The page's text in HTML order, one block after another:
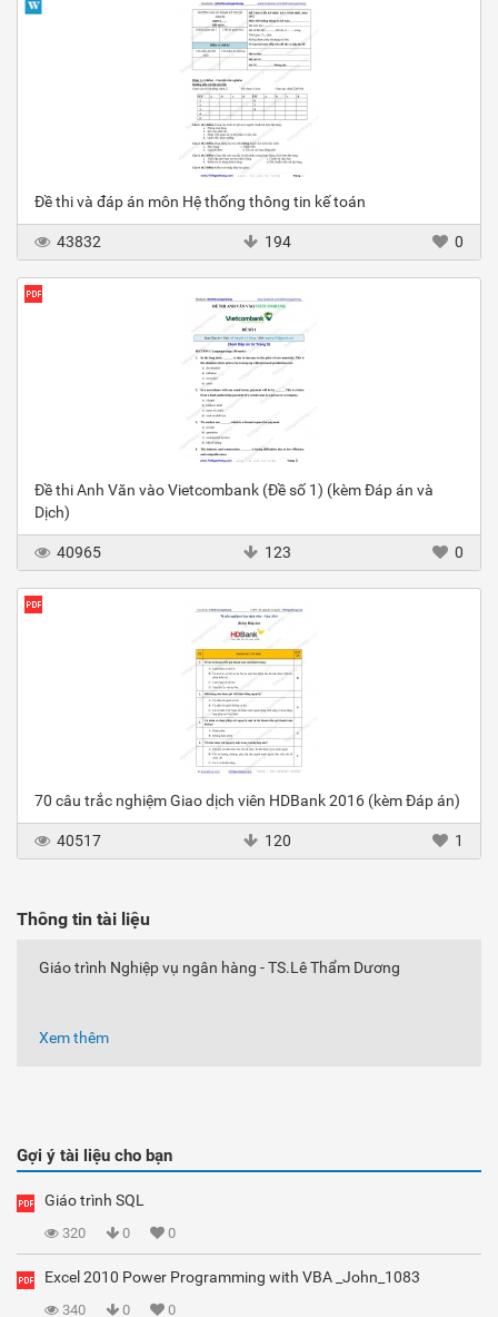
Đề thi và đáp án môn Hệ thống thông tin kế toán
43832 194 0
Đề thi Anh Văn vào Vietcombank (Đề số 1) (kèm Đáp án và
Dịch)
40965 123 0
70 câu trắc nghiệm Giao dịch viên HDBank 2016 (kèm Đáp án)
40517 120 1
Thông tin tài liệu
Giáo trình Nghiệp vụ ngân hàng - TS.Lê Thẩm Dương
Xem thêm
Gợi ý tài liệu cho bạn
Giáo trình SQL
320 0 0
Excel 2010 Power Programming with VBA _John_1083
340 0 0